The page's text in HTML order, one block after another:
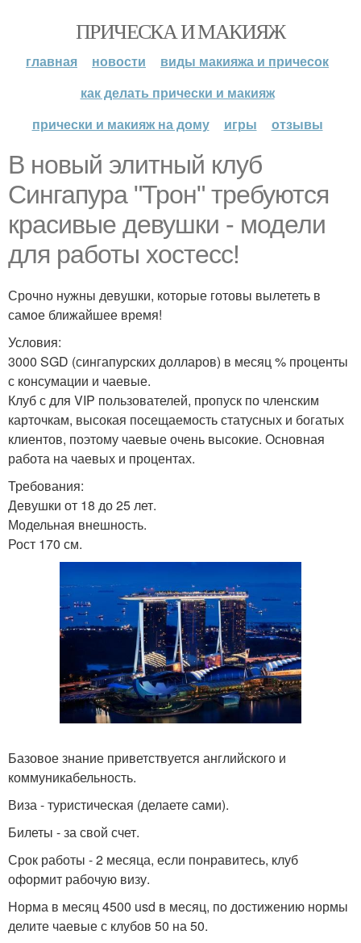
ПРИЧЕСКА И МАКИЯЖ
главная новости
виды макияжа и причесок
как делать прически и макияж
прически и макияж на дому
игры отзывы
В новый элитный клуб
Сингапура "Трон" требуются
красивые девушки - модели
для работы хостесс!
Срочно нужны девушки, которые готовы вылететь в
самое ближайшее время!
Условия:
3000 SGD (сингапурских долларов) в месяц % проценты
с консумации и чаевые.
Клуб с для VIP пользователей, пропуск по членским
карточкам, высокая посещаемость статусных и богатых
клиентов, поэтому чаевые очень высокие. Основная
работа на чаевых и процентах.
Требования:
Девушки от 18 до 25 лет.
Модельная внешность.
Рост 170 см.
Базовое знание приветствуется английского и
коммуникабельность.
Виза - туристическая (делаете сами).
Билеты - за свой счет.
Срок работы - 2 месяца, если понравитесь, клуб
оформит рабочую визу.
Норма в месяц 4500 usd в месяц, по достижению нормы
делите чаевые с клубов 50 на 50.